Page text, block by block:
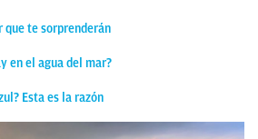
que te sorprenderán
en el agua del mar?
Esta es la razón